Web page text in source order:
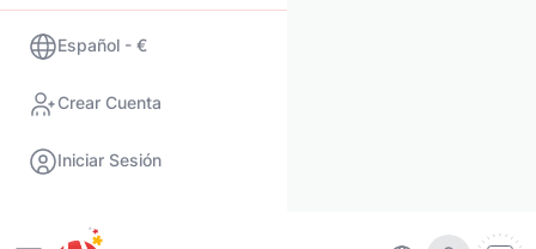
Español - €
Crear Cuenta
Iniciar Sesión